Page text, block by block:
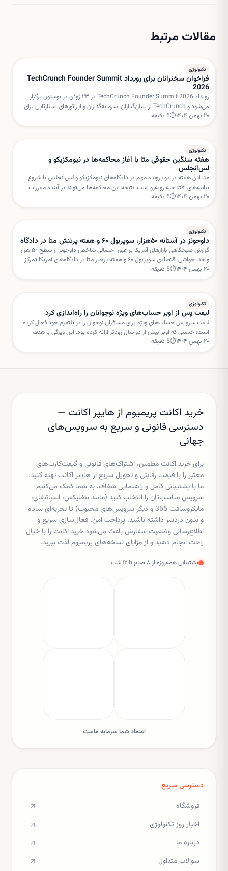
مقالات مرتبط
تکنولوژی
فراخوان سخنرانان برای رویداد TechCrunch Founder Summit
2026
رویداد TechCrunch Founder Summit 2026 در ۲۳ ژوئن در بوستون برگزار
می‌شود و TechCrunch از بنیان‌گذاران، سرمایه‌گذاران و اپراتورهای استارتاپی برای
هدایت میزگردهای تعاملی دعوت کرده است.
۲۰ بهمن ۱۴۰۴ ⏱
5 دقیقه
تکنولوژی
هفته سنگین حقوقی متا با آغاز محاکمه‌ها در نیومکزیکو و
لس‌آنجلس
متا این هفته در دو پرونده مهم در دادگاه‌های نیومکزیکو و لس‌آنجلس با شروع
بیانیه‌های افتتاحیه روبه‌رو است. نتیجه این محاکمه‌ها می‌تواند بر آینده مقررات
شبکه‌های اجتماعی و مسئولیت پلتفرم‌ها تأثیر بگذارد.
۲۰ بهمن ۱۴۰۴ ⏱
5 دقیقه
تکنولوژی
داوجونز در آستانه ۵۰هزار، سوپربول ۶۰ و هفته پرتنش متا در دادگاه
گزارش صبحگاهی بازارهای آمریکا بر عبور احتمالی شاخص داوجونز از سطح ۵۰ هزار
واحد، حواشی اقتصادی سوپربول ۶۰ و هفته پرخبر متا در دادگاه‌های آمریکا تمرکز
دارد. این تحولات می‌تواند مسیر سهام فناوری را در کوتاه‌مدت تحت تأثیر قرار دهد.
۲۰ بهمن ۱۴۰۴ ⏱
5 دقیقه
تکنولوژی
لیفت پس از اوبر حساب‌های ویژه نوجوانان را راه‌اندازی کرد
لیفت سرویس حساب‌های ویژه برای مسافران نوجوان را در پلتفرم خود فعال کرده
است؛ خدمتی که اوبر بیش از دو سال زودتر ارائه کرده بود. این ویژگی با هدف
افزایش امنیت و نظارت والدین طراحی شده است.
۲۰ بهمن ۱۴۰۴ ⏱
5 دقیقه
خرید اکانت پریمیوم از هایپر اکانت —
دسترسی قانونی و سریع به سرویس‌های
جهانی
برای خرید اکانت مطمئن، اشتراک‌های قانونی و گیفت‌کارت‌های
معتبر را با قیمت رقابتی و تحویل سریع از هایپر اکانت تهیه کنید.
ما با پشتیبانی کامل و راهنمایی شفاف، به شما کمک می‌کنیم
سرویس مناسب‌تان را انتخاب کنید (مانند نتفلیکس، اسپاتیفای،
مایکروسافت 365 و دیگر سرویس‌های محبوب) تا تجربه‌ای ساده
و بدون دردسر داشته باشید. پرداخت امن، فعال‌سازی سریع و
اطلاع‌رسانی وضعیت سفارش باعث می‌شود خرید اکانت را با خیال
راحت انجام دهید و از مزایای نسخه‌های پریمیوم لذت ببرید.
پشتیبانی همه‌روزه از ۸ صبح تا ۱۲ شب
اعتماد شما سرمایه ماست
دسترسی سریع
فروشگاه
اخبار روز تکنولوژی
درباره ما
سوالات متداول